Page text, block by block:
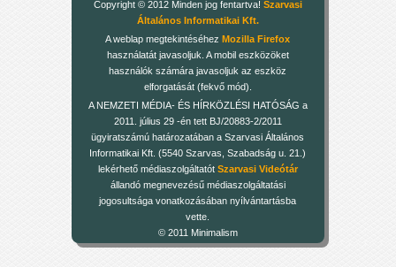
Copyright © 2012 Minden jog fentartva! Szarvasi
Általános Informatikai Kft.
A weblap megtekintéséhezMozilla Firefox
használatát javasoljuk. A mobil eszközöket
használók számára javasoljuk az eszköz
elforgatását (fekvő mód).
A NEMZETI MÉDIA- ÉS HÍRKÖZLÉSI HATÓSÁG a
2011. július 29 -én tett BJ/20883-2/2011
ügyiratszámú határozatában a Szarvasi Általános
Informatikai Kft. (5540 Szarvas, Szabadság u. 21.)
lekérhető médiaszolgáltatót Szarvasi Videótár
állandó megnevezésű médiaszolgáltatási
jogosultsága vonatkozásában nyílvántartásba
vette.
© 2011 Minimalism